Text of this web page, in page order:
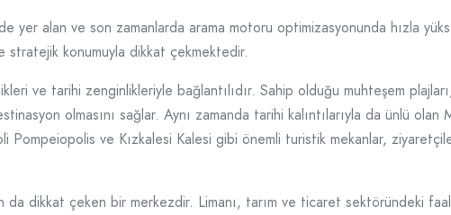
yer alan ve son zamanlarda arama motoru optimizasyonunda hızla
konumuyla dikkat çekmektedir.
ve tarihi zenginlikleriyle bağlantılıdır. Sahip olduğu muhteşem
olmasını sağlar. Aynı zamanda tarihi kalıntılarıyla da ünlü
Pompeiopolis ve Kızkalesi Kalesi gibi önemli turistik mekanlar,
da dikkat çeken bir merkezdir. Limanı, tarım ve ticaret sektöründeki